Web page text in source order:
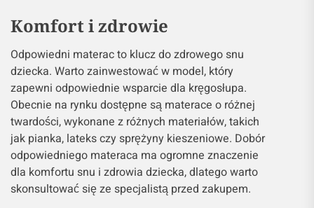
Komfort i zdrowie
Odpowiedni materac to klucz do zdrowego snu
dziecka. Warto zainwestować w model, który
zapewni odpowiednie wsparcie dla kręgosłupa.
Obecnie na rynku dostępne są materace o różnej
twardości, wykonane z różnych materiałów, takich
jak pianka, lateks czy sprężyny kieszeniowe. Dobór
odpowiedniego materaca ma ogromne znaczenie
dla komfortu snu i zdrowia dziecka, dlatego warto
skonsultować się ze specjalistą przed zakupem.